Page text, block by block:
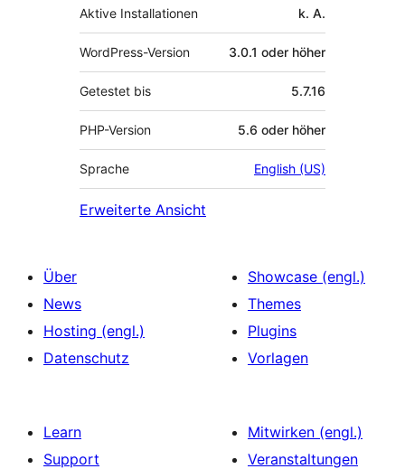
Aktive Installationen k. A.
WordPress-Version 3.0.1 oder höher
Getestet bis 5.7.16
PHP-Version 5.6 oder höher
Sprache English (US)
Erweiterte Ansicht
Über
News
Hosting (engl.)
Datenschutz
Showcase (engl.)
Themes
Plugins
Vorlagen
Learn
Support
Mitwirken (engl.)
Veranstaltungen